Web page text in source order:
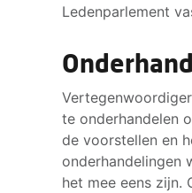
Ledenparlement
te onderhandelen
de voorstellen en
onderhandelingen
het mee eens zijn.